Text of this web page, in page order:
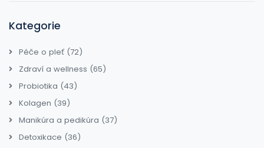
Kategorie
Péče o pleť (72)
Zdraví a wellness (65)
Probiotika (43)
Kolagen (39)
Manikúra a pedikúra (37)
Detoxikace (36)